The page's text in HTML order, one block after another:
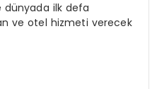
dünyada ilk defa
ve otel hizmeti verecek